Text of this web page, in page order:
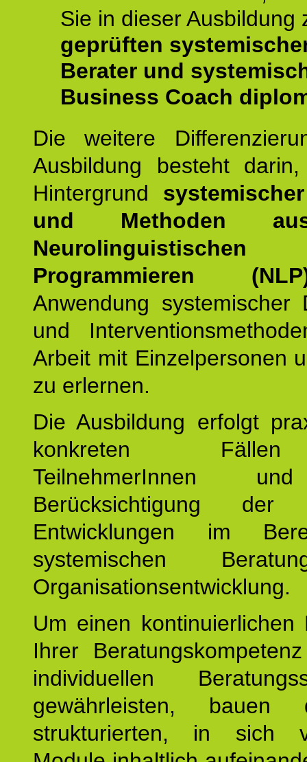
Sie in dieser Ausbildung
geprüften
Berater und
Business Coach
Die weitere
Ausbildung besteht
Hintergrund
und Methoden
Neurolinguistischen
Programmieren
Anwendung systemischer
und
Arbeit mit Einzelpersonen
zu erlernen.
Die Ausbildung erfolgt
konkreten
TeilnehmerInnen
Berücksichtigung der
Entwicklungen im
systemischen
Organisationsentwicklung.
Um einen kontinuierlichen
Ihrer
individuellen
gewährleisten,
strukturierten, in sich